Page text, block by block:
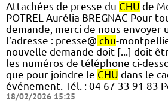
Attachées de presse du CHU de
POTREL Aurélia BREGNAC Pour
demande, merci de nous envoyer
l'adresse : presse@ chu-
nouvelle demande doit [...] doit
les numéros de téléphone ci-
que pour joindre le CHU dans le
événement. Tél. : 04 67 33 91 83
18/02/2026 15:25